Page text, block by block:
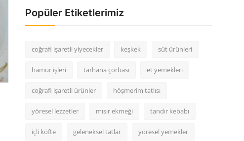
Popüler Etiketlerimiz
coğrafi işaretli yiyecekler keşkek süt ürünleri
hamur işleri tarhana çorbası et yemekleri
coğrafi işaretli ürünler höşmerim tatlısı
yöresel lezzetler mısır ekmeği tandır kebabı
içli köfte geleneksel tatlar yöresel yemekler